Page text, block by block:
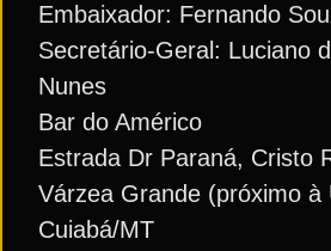
Embaixador: Fernando
Secretário-Geral: Luciano
Nunes
Bar do Américo
Estrada Dr Paraná, Cristo
Várzea Grande (próximo à
Cuiabá/MT